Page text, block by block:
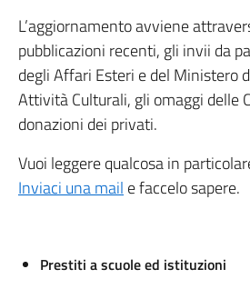
L’aggiornamento avviene
pubblicazioni recenti, gli invii da
degli Affari Esteri e del Ministero
Attività Culturali, gli omaggi delle
donazioni dei privati.
Vuoi leggere qualcosa in
Inviaci una mail e faccelo sapere.
Prestiti a scuole ed istituzioni